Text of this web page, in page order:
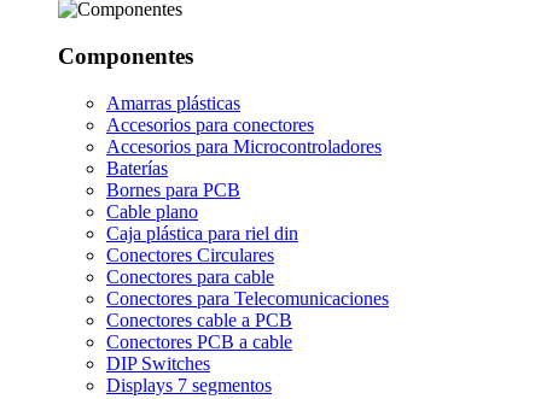
Componentes
Amarras plásticas
Accesorios para conectores
Accesorios para Microcontroladores
Baterías
Bornes para PCB
Cable plano
Caja plástica para riel din
Conectores Circulares
Conectores para cable
Conectores para Telecomunicaciones
Conectores cable a PCB
Conectores PCB a cable
DIP Switches
Displays 7 segmentos